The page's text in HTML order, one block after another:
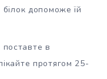
допоможе їй
в
протягом 25-